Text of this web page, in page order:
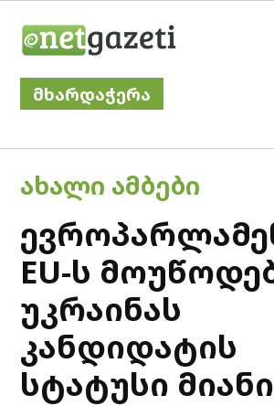
მხარდაჭერა
POSTED
ᲐᲮᲐᲚᲘ ᲐᲛᲑᲔᲑᲘ
EU-ს
უკრაინას
კანდიდატის
სტატუსი